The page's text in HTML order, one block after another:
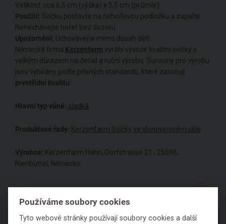
Velikost: cca 6,5 cm (výška) x 5,5 cm (průměr).
Použití: Svíčku postavte na nehořlavou podložku a zapalte.
Nenechávejte hořet bez dozoru.
Upozornění: Uchovávejte mimo dosah dětí.
Německá firma Kerzenfarm vyrábí vysoce kvalitní svíčky s
velkým důrazem na detail a ruční výrobu. Suroviny pro výrobu
jsou vybírány podle přísných standardů, které zaručují
prvotřídní kvalitu
Hlavní typ vůně: sladká
Produktové řady: Kerzenfarm Svíčky ve slonovinovém skle
Výrobce: Kerzenfarm Hahn, Dorfstrasse 21 , 25596,
Nienbüttel, Německo
Položit dotaz
Používáme soubory cookies
Tyto webové stránky používají soubory cookies a další